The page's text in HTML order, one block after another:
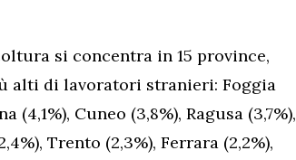
si concentra in 15 province,
alti di lavoratori stranieri: Foggia
(4,1%), Cuneo (3,8%), Ragusa (3,7%),
Trento (2,3%), Ferrara (2,2%),